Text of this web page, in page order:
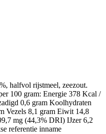
halfvol rijstmeel, zeezout.
100 gram: Energie 378 Kcal /
0,6 gram Koolhydraten
Vezels 8,1 gram Eiwit 14,8
mg (44,3% DRI) IJzer 6,2
referentie inname